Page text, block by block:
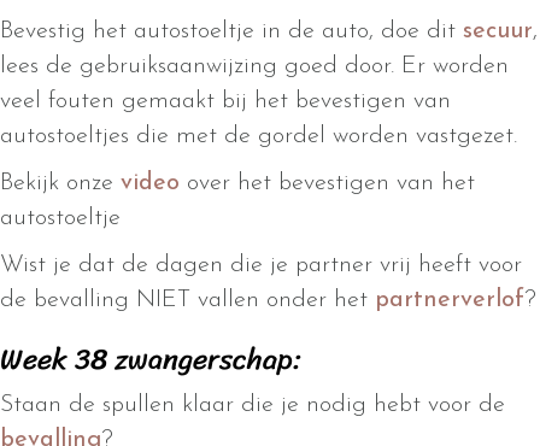
Bevestig het autostoeltje in de auto, doe dit secuur,
lees de gebruiksaanwijzing goed door. Er worden
veel fouten gemaakt bij het bevestigen van
autostoeltjes die met de gordel worden vastgezet.
Bekijk onze video over het bevestigen van het
autostoeltje
Wist je dat de dagen die je partner vrij heeft voor
de bevalling NIET vallen onder het partnerverlof?
Week 38 zwangerschap:
Staan de spullen klaar die je nodig hebt voor de
bevalling?